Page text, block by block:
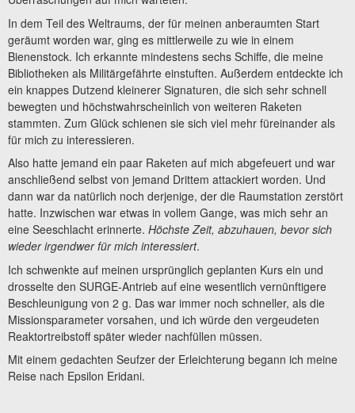
In dem Teil des Weltraums, der für meinen anberaumten Start
geräumt worden war, ging es mittlerweile zu wie in einem
Bienenstock. Ich erkannte mindestens sechs Schiffe, die meine
Bibliotheken als Militärgefährte einstuften. Außerdem entdeckte ich
ein knappes Dutzend kleinerer Signaturen, die sich sehr schnell
bewegten und höchstwahrscheinlich von weiteren Raketen
stammten. Zum Glück schienen sie sich viel mehr füreinander als
für mich zu interessieren.
Also hatte jemand ein paar Raketen auf mich abgefeuert und war
anschließend selbst von jemand Drittem attackiert worden. Und
dann war da natürlich noch derjenige, der die Raumstation zerstört
hatte. Inzwischen war etwas in vollem Gange, was mich sehr an
eine Seeschlacht erinnerte. Höchste Zeit, abzuhauen, bevor sich
wieder irgendwer für mich interessiert.
Ich schwenkte auf meinen ursprünglich geplanten Kurs ein und
drosselte den SURGE-Antrieb auf eine wesentlich vernünftigere
Beschleunigung von 2 g. Das war immer noch schneller, als die
Missionsparameter vorsahen, und ich würde den vergeudeten
Reaktortreibstoff später wieder nachfüllen müssen.
Mit einem gedachten Seufzer der Erleichterung begann ich meine
Reise nach Epsilon Eridani.